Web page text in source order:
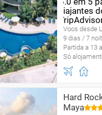
Voos desde
9 dias / 7
Partida a 13
Só
Hard
Maya